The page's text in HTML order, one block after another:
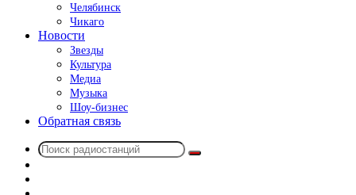
Челябинск
Чикаго
Новости
Звезды
Культура
Медиа
Музыка
Шоу-бизнес
Обратная связь
Поиск